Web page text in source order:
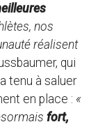
nos
réalisent
qui
tenu à saluer
en place : «
fort,